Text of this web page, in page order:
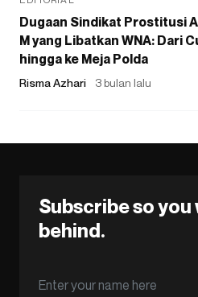
Dugaan Sindikat Prostitusi
M yang Libatkan WNA: Dari
hingga ke Meja Polda
Risma Azhari 3 bulan lalu
Subscribe so
behind.